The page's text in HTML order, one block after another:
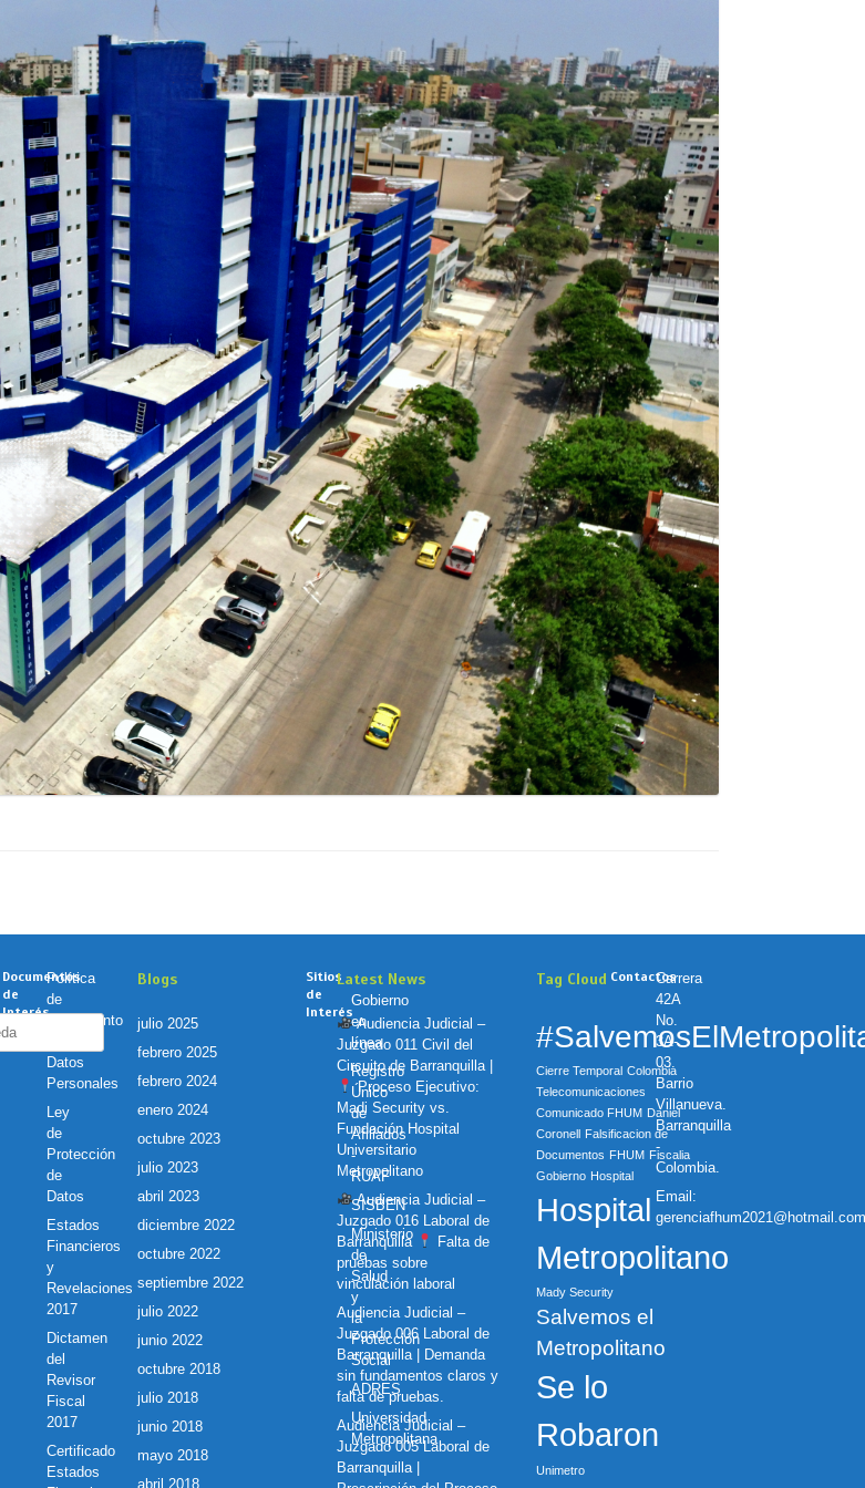
Documentos
de
Interés
Política
de
Tratamiento
Datos
Personales
Ley
de
Protección
de
Datos
Estados
Financieros
y
Revelaciones
2017
Dictamen
del
Revisor
Fiscal
2017
Certificado
Estados
Sitios
de
Interés
Gobierno
en
línea
Registro
Único
de
Afiliados
-
RUAF
SISBEN
Ministerio
de
Salud
y
la
Protección
Social
ADRES
Universidad
Metropolitana
ContactosCarrera
42A
No.
3A-
03.
Barrio
Villanueva.
Barranquilla
-
Colombia.
Email:
gerenciafhum2021@hotmail.com
Blogs
julio 2025
febrero 2025
febrero 2024
enero 2024
octubre 2023
julio 2023
abril 2023
diciembre 2022
octubre 2022
septiembre 2022
julio 2022
junio 2022
octubre 2018
julio 2018
junio 2018
mayo 2018
abril 2018
Latest News
Audiencia Judicial –
Juzgado 011 Civil del
Circuito de Barranquilla |
Proceso Ejecutivo:
Madi Security vs.
Fundación Hospital
Universitario
Metropolitano
Audiencia Judicial –
Juzgado 016 Laboral de
Barranquilla
Falta de
pruebas sobre
vinculación laboral
Audiencia Judicial –
Juzgado 006 Laboral de
Barranquilla | Demanda
sin fundamentos claros y
falta de pruebas.
Audiencia Judicial –
Juzgado 005 Laboral de
Barranquilla |
Tag Cloud
Cierre Temporal Colombia
Telecomunicaciones
Comunicado FHUM Daniel
Coronell Falsificacion de
Documentos FHUM Fiscalia
Gobierno Hospital
Hospital
Metropolitano
Mady Security
Salvemos el
Metropolitano
Se lo
Robaron
Unimetro